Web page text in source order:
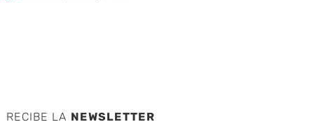
RECIBE LA NEWSLETTER